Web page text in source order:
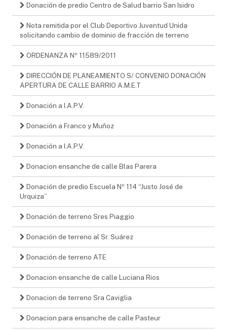
Donación de predio Centro de Salud barrio San Isidro
Nota remitida por el Club Deportivo Juventud Unida
solicitando cambio de dominio de fracción de terreno
ORDENANZA Nº 11589/2011
DIRECCIÓN DE PLANEAMIENTO S/ CONVENIO DONACIÓN
APERTURA DE CALLE BARRIO A.M.E.T
Donación a I.A.P.V.
Donación a Franco y Muñoz
Donación a I.A.P.V.
Donacion ensanche de calle Blas Parera
Donación de predio Escuela Nº 114 “Justo José de
Urquiza”
Donación de terreno Sres Piaggio
Donación de terreno al Sr. Suárez
Donación de terreno ATE
Donacion ensanche de calle Luciana Rios
Donacion de terreno Sra Caviglia
Donacion para ensanche de calle Pasteur